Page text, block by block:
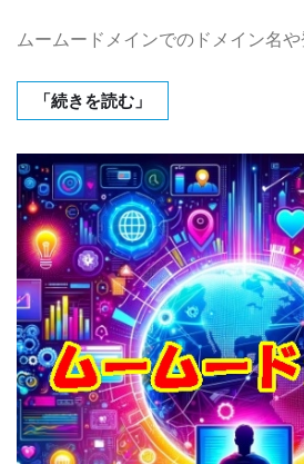
ムームードメインでのドメイン名
「続きを読む」